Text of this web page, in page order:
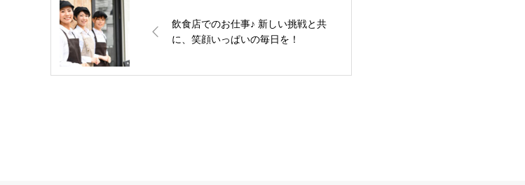
飲食店でのお仕事♪ 新しい挑戦と共
に、笑顔いっぱいの毎日を！